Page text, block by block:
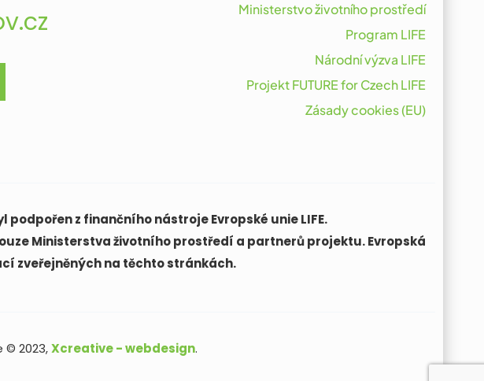
Ministerstvo životního prostředí
Program LIFE
Národní výzva LIFE
Projekt FUTURE for Czech LIFE
Zásady cookies (EU)
podpořen z finančního nástroje Evropské unie LIFE.
Ministerstva životního prostředí a partnerů projektu. Evropská
zveřejněných na těchto stránkách.
© 2023,Xcreative - webdesign.